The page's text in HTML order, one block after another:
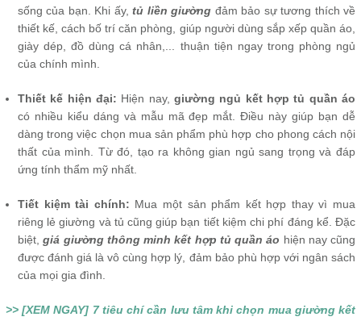
sống của bạn. Khi ấy, tủ liền giường đảm bảo sự tương thích về
thiết kế, cách bố trí căn phòng, giúp người dùng sắp xếp quần áo,
giày dép, đồ dùng cá nhân,... thuận tiện ngay trong phòng ngủ
của chính mình.
Thiết kế hiện đại: Hiện nay, giường ngủ kết hợp tủ quần áo
có nhiều kiểu dáng và mẫu mã đẹp mắt. Điều này giúp bạn dễ
dàng trong việc chọn mua sản phẩm phù hợp cho phong cách nội
thất của mình. Từ đó, tạo ra không gian ngủ sang trọng và đáp
ứng tính thẩm mỹ nhất.
Tiết kiệm tài chính: Mua một sản phẩm kết hợp thay vì mua
riêng lẻ giường và tủ cũng giúp bạn tiết kiệm chi phí đáng kể. Đặc
biệt,giá giường thông minh kết hợp tủ quần áo hiện nay cũng
được đánh giá là vô cùng hợp lý, đảm bảo phù hợp với ngân sách
của mọi gia đình.
>> [XEM NGAY] 7 tiêu chí cần lưu tâm khi chọn mua giường kết